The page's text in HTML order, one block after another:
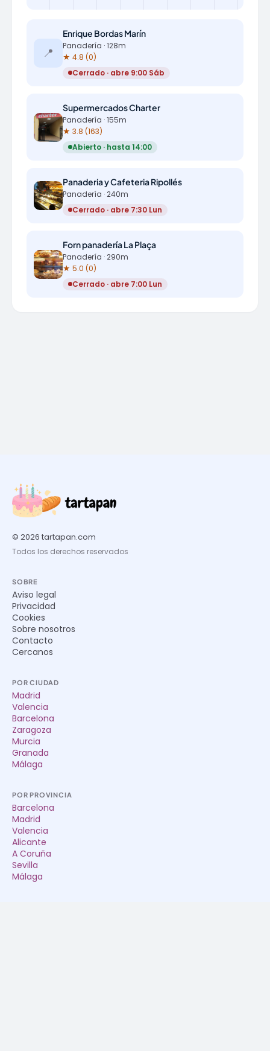
📍
Enrique Bordas Marín
Panadería · 128m
★ 4.8 (0)
Cerrado · abre 9:00 Sáb
Supermercados Charter
Panadería · 155m
★ 3.8 (163)
Abierto · hasta 14:00
Panaderia y Cafeteria Ripollés
Panadería · 240m
Cerrado · abre 7:30 Lun
Forn panadería La Plaça
Panadería · 290m
★ 5.0 (0)
Cerrado · abre 7:00 Lun
© 2026 tartapan.com
Todos los derechos reservados
SOBRE
Aviso legal
Privacidad
Cookies
Sobre nosotros
Contacto
Cercanos
POR CIUDAD
Madrid
Valencia
Barcelona
Zaragoza
Murcia
Granada
Málaga
POR PROVINCIA
Barcelona
Madrid
Valencia
Alicante
A Coruña
Sevilla
Málaga